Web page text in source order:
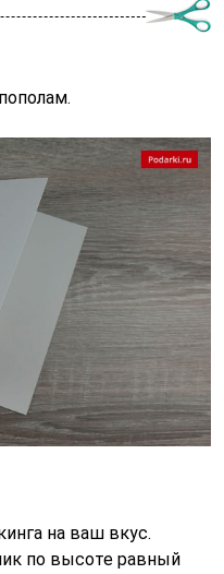
на ваш вкус.
по высоте равный